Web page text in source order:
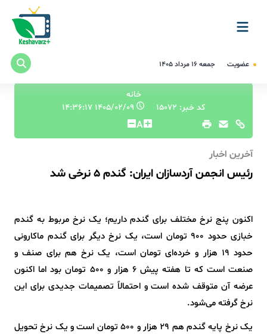
عضویت جمعه ۱۶ مرداد ۱۴۰۵
خانه
کد خبر: 15072
A
آخرین اخبار
رئیس انجمن آردسازان ایران: گندم ۵ نرخی شد
اکنون پنج نرخ مختلف برای گندم داریم؛ یک نرخ مربوط به گندم
خبازی حدود ۹۰۰ تومان است، یک نرخ دیگر برای گندم ماکارونی
حدود ۱۹ هزار و خرده‌ای تومان است، یک نرخ هم برای صنف و
صنعت است که تا هفته پیش ۶ هزار و ۵۰۰ تومان بود اما اکنون
عرضه آن متوقف شده است و احتمالاً تصمیمات جدیدی برای این
نرخ گرفته می‌شود.
یک نرخ پایه گندم هم ۲۹ هزار و ۵۰۰ تومان است و یک نرخ تحویل